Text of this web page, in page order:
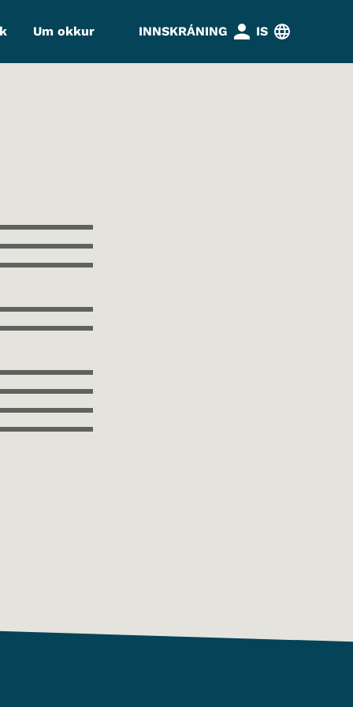
Um okkur INNSKRÁNING IS